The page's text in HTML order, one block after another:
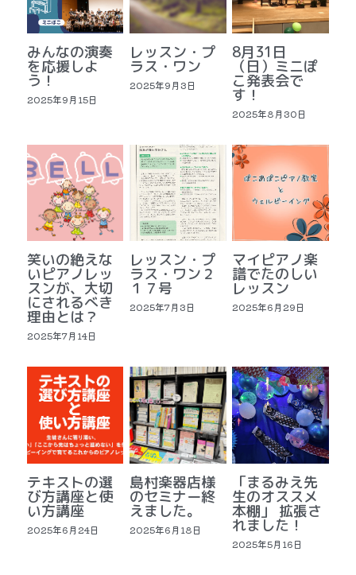
みんなの演奏
を応援しよ
う！
2025年9月15日
レッスン・プ
ラス・ワン
2025年9月3日
8月31日
（日）ミニぽ
こ発表会で
す！
2025年8月30日
笑いの絶えな
いピアノレッ
スンが、大切
にされるべき
理由とは？
2025年7月14日
レッスン・プ
ラス・ワン２
１７号
2025年7月3日
マイピアノ楽
譜でたのしい
レッスン
2025年6月29日
テキストの選
び方講座と使
い方講座
2025年6月24日
島村楽器店様
のセミナー終
えました。
2025年6月18日
「まるみえ先
生のオススメ
本棚」 拡張さ
れました！
2025年5月16日